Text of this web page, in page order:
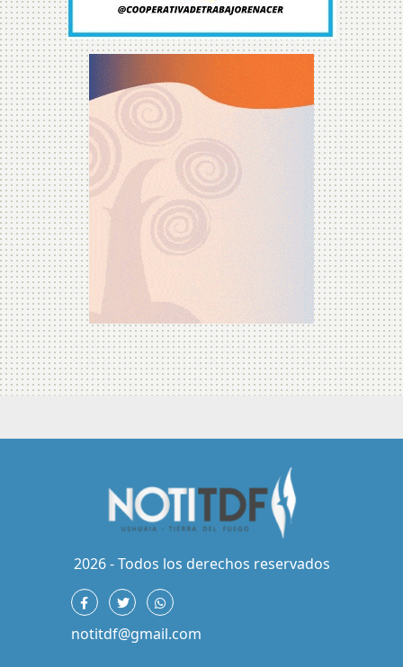
2026 - Todos los derechos reservados
notitdf@gmail.com